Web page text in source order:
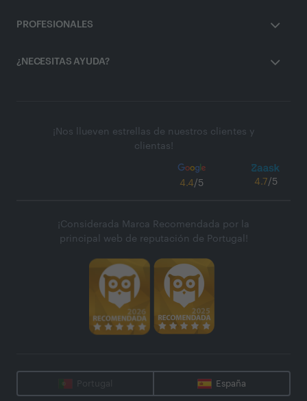
PROFESIONALES
¿NECESITAS AYUDA?
¡Nos llueven estrellas de nuestros clientes y
clientas!
4.4/5 4.7/5
¡Considerada Marca Recomendada por la
principal web de reputación de Portugal!
Portugal España